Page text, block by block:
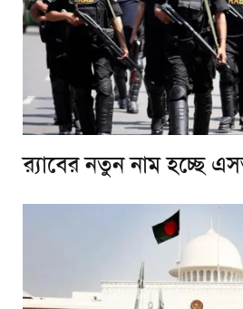
র‌্যাবের নতুন নাম হচ্ছে